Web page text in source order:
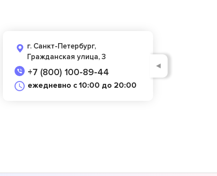
г. Санкт-Петербург,
Гражданская улица, 3
+7 (800) 100-89-44
ежедневно с 10:00 до 20:00
◄